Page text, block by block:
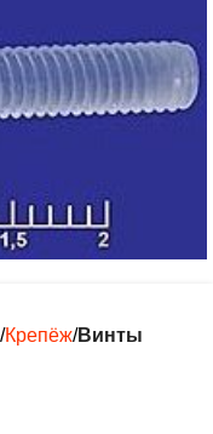
Крепёж Винты